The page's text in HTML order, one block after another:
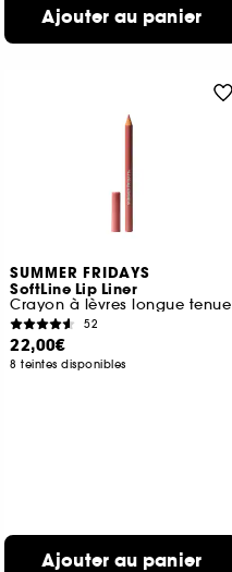
Ajouter au panier
SUMMER FRIDAYS
SoftLine Lip Liner
Crayon à lèvres longue tenue
52
22,00€
8 teintes disponibles
Ajouter au panier